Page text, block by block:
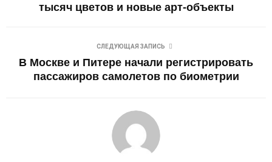
тысяч цветов и новые арт-объекты
СЛЕДУЮЩАЯ ЗАПИСЬ
В Москве и Питере начали регистрировать
пассажиров самолетов по биометрии